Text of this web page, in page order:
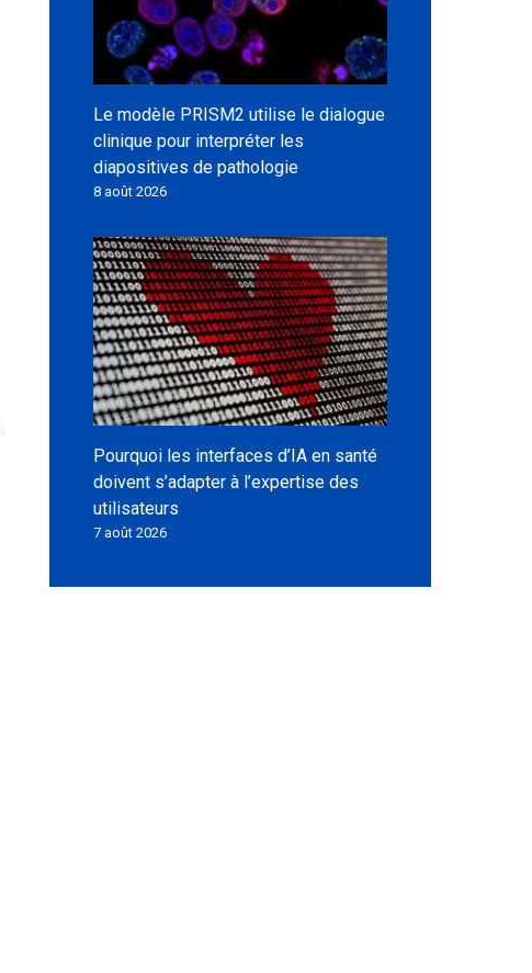
Le modèle PRISM2 utilise le dialogue
clinique pour interpréter les
diapositives de pathologie
8 août 2026
Pourquoi les interfaces d’IA en santé
doivent s’adapter à l’expertise des
utilisateurs
7 août 2026